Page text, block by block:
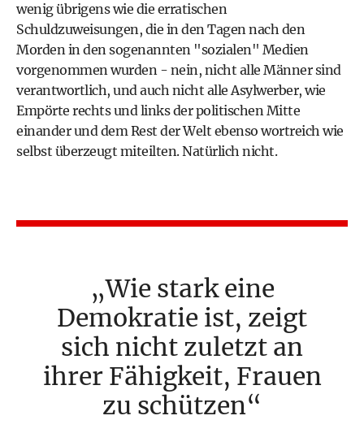
wenig übrigens wie die erratischen
Schuldzuweisungen, die in den Tagen nach den
Morden in den sogenannten "sozialen" Medien
vorgenommen wurden - nein, nicht alle Männer sind
verantwortlich, und auch nicht alle Asylwerber, wie
Empörte rechts und links der politischen Mitte
einander und dem Rest der Welt ebenso wortreich wie
selbst überzeugt miteilten. Natürlich nicht.
Wie stark eine
Demokratie ist, zeigt
sich nicht zuletzt an
ihrer Fähigkeit, Frauen
zu schützen